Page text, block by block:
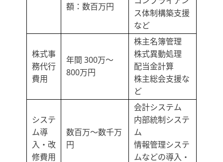
額：数百万円
ス体制構築支援
など
株式事
務代行
費用
年間 300万～
800万円
株主名簿管理
株式異動処理
配当金計算
株主総会支援な
ど
システ
ム導
入・改
修費用
数百万～数千万
円
会計システム
内部統制システ
ム
情報管理システ
ムなどの導入・